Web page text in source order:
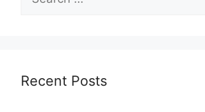
for:
Recent Posts